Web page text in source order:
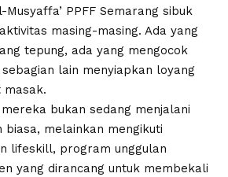
Musyaffa’ PPFF Semarang sibuk
masing-masing. Ada yang
tepung, ada yang mengocok
lain menyiapkan loyang
masak.
bukan sedang menjalani
biasa, melainkan mengikuti
lifeskill, program unggulan
yang dirancang untuk membekali